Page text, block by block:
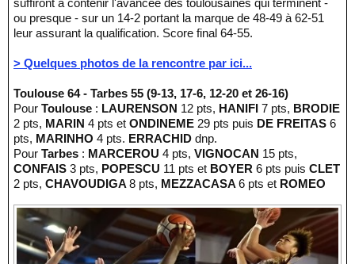
suffiront à contenir l'avancée des toulousaines qui terminent -
ou presque - sur un 14-2 portant la marque de 48-49 à 62-51
leur assurant la qualification. Score final 64-55.
> Quelques photos de la rencontre par ici...
Toulouse 64 - Tarbes 55 (9-13, 17-6, 12-20 et 26-16)
Pour Toulouse : LAURENSON 12 pts, HANIFI 7 pts, BRODIE
2 pts, MARIN 4 pts et ONDINEME 29 pts puis DE FREITAS 6
pts, MARINHO 4 pts. ERRACHID dnp.
Pour Tarbes : MARCEROU 4 pts, VIGNOCAN 15 pts,
CONFAIS 3 pts, POPESCU 11 pts et BOYER 6 pts puis CLET
2 pts, CHAVOUDIGA 8 pts, MEZZACASA 6 pts et ROMEO